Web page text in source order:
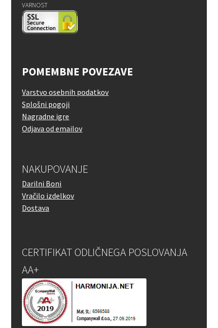
VARNOST
POMEMBNE POVEZAVE
Varstvo osebnih podatkov
Splošni pogoji
Nagradne igre
Odjava od emailov
NAKUPOVANJE
Darilni Boni
Vračilo izdelkov
Dostava
CERTIFIKAT ODLIČNEGA POSLOVANJA
AA+